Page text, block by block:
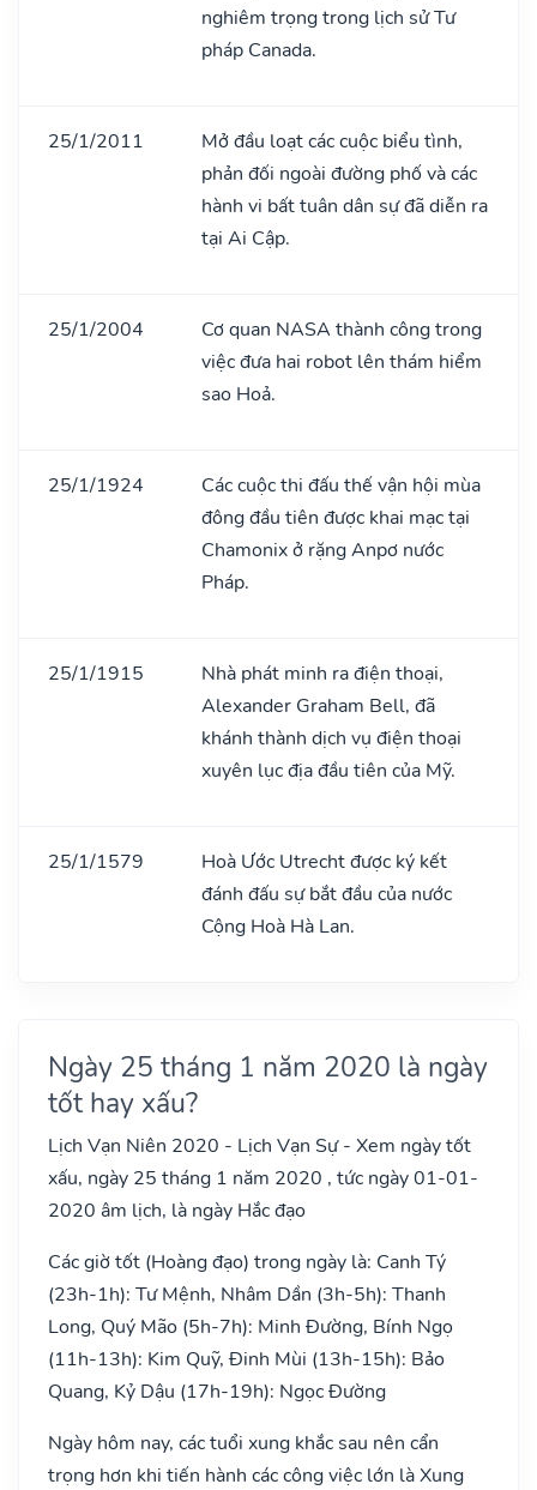
nghiêm trọng trong lịch sử Tư
pháp Canada.
25/1/2011
Mở đầu loạt các cuộc biểu tình,
phản đối ngoài đường phố và các
hành vi bất tuân dân sự đã diễn ra
tại Ai Cập.
25/1/2004
Cơ quan NASA thành công trong
việc đưa hai robot lên thám hiểm
sao Hoả.
25/1/1924
Các cuộc thi đấu thế vận hội mùa
đông đầu tiên được khai mạc tại
Chamonix ở rặng Anpơ nước
Pháp.
25/1/1915
Nhà phát minh ra điện thoại,
Alexander Graham Bell, đã
khánh thành dịch vụ điện thoại
xuyên lục địa đầu tiên của Mỹ.
25/1/1579
Hoà Ước Utrecht được ký kết
đánh đấu sự bắt đầu của nước
Cộng Hoà Hà Lan.
Ngày 25 tháng 1 năm 2020 là ngày
tốt hay xấu?
Lịch Vạn Niên 2020 - Lịch Vạn Sự - Xem ngày tốt
xấu, ngày 25 tháng 1 năm 2020 , tức ngày 01-01-
2020 âm lịch, là ngày Hắc đạo
Các giờ tốt (Hoàng đạo) trong ngày là: Canh Tý
(23h-1h): Tư Mệnh, Nhâm Dần (3h-5h): Thanh
Long, Quý Mão (5h-7h): Minh Đường, Bính Ngọ
(11h-13h): Kim Quỹ, Đinh Mùi (13h-15h): Bảo
Quang, Kỷ Dậu (17h-19h): Ngọc Đường
Ngày hôm nay, các tuổi xung khắc sau nên cẩn
trọng hơn khi tiến hành các công việc lớn là Xung